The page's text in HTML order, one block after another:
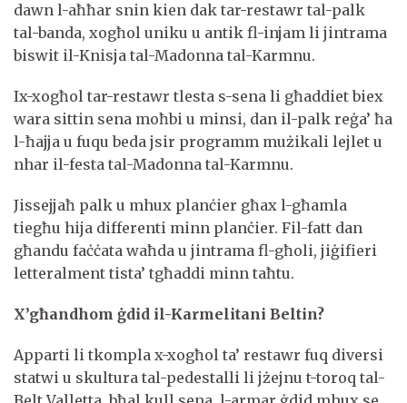
dawn l-aħħar snin kien dak tar-restawr tal-palk
tal-banda, xogħol uniku u antik fl-injam li jintrama
biswit il-Knisja tal-Madonna tal-Karmnu.
Ix-xogħol tar-restawr tlesta s-sena li għaddiet biex
wara sittin sena moħbi u minsi, dan il-palk reġa’ ħa
l-ħajja u fuqu beda jsir programm mużikali lejlet u
nhar il-festa tal-Madonna tal-Karmnu.
Jissejjaħ palk u mhux planċier għax l-għamla
tiegħu hija differenti minn planċier. Fil-fatt dan
għandu faċċata waħda u jintrama fl-għoli, jiġifieri
letteralment tista’ tgħaddi minn taħtu.
X’għandhom ġdid il-Karmelitani Beltin?
Apparti li tkompla x-xogħol ta’ restawr fuq diversi
statwi u skultura tal-pedestalli li jżejnu t-toroq tal-